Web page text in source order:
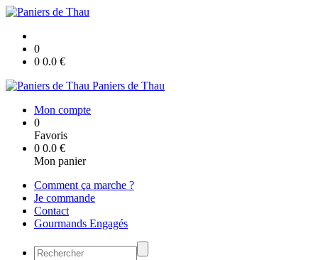
0
0 0.0 €
Paniers de Thau
Mon compte
0
Favoris
0 0.0 €
Mon panier
Comment ça marche ?
Je commande
Contact
Gourmands Engagés